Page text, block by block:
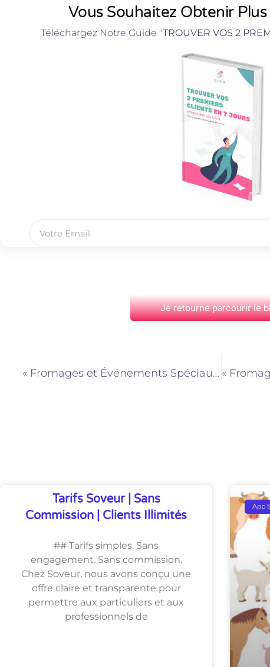
Vous Souhaitez Obtenir Plus
Téléchargez Notre Guide "TROUVER VOS 2
Je retourne parcourir le
« Fromages et Événements Spéciaux : Les Crémiers à l’Honneur lors de Festivals »
Tarifs Soveur | Sans
Commission | Clients Illimités
## Tarifs simples. Sans
engagement. Sans commission.
Chez Soveur, nous avons conçu une
offre claire et transparente pour
permettre aux particuliers et aux
professionnels de
App